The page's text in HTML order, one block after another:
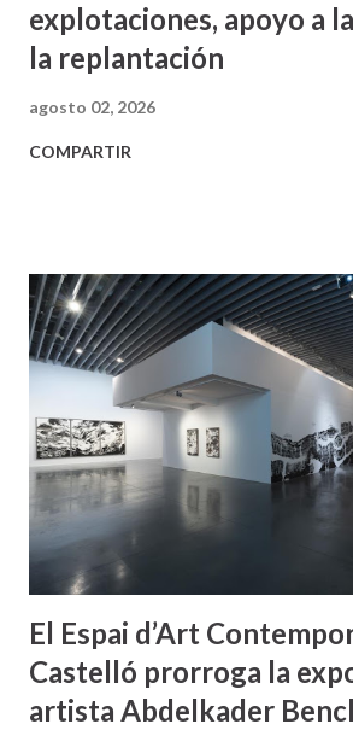
explotaciones, apoyo a
la replantación
agosto 02, 2026
COMPARTIR
El Espai d’Art
Castelló prorroga la
artista Abdelkader